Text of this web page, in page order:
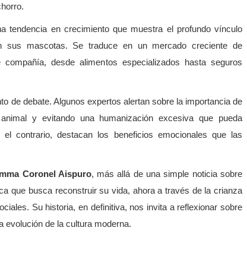
tendencia en crecimiento que muestra el profundo vínculo
sus mascotas. Se traduce en un mercado creciente de
desde alimentos especializados hasta seguros
de debate. Algunos expertos alertan sobre la importancia de
y evitando una humanización excesiva que pueda
contrario, destacan los beneficios emocionales que las
Coronel Aispuro, más allá de una simple noticia sobre
que busca reconstruir su vida, ahora a través de la crianza
Su historia, en definitiva, nos invita a reflexionar sobre
evolución de la cultura moderna.